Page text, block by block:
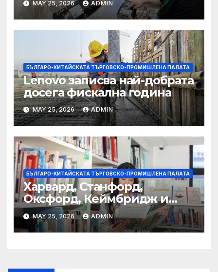
полза за кафе индустрията
MAY 25, 2026 ADMIN
БЪЛГАРО-КИТАЙСКАТА ТЪРГОВСКО-ПРОМИШЛЕНА ПАЛАТА
Lenovo записва най-добрата
досега фискална година
MAY 25, 2026 ADMIN
БЪЛГАРО-КИТАЙСКАТА ТЪРГОВСКО-ПРОМИШЛЕНА ПАЛАТА
Харвард, Станфорд,
Оксфорд, Кеймбридж и
други: как ръководството
на YCIS отваря врати към
престижни университети
MAY 25, 2026 ADMIN